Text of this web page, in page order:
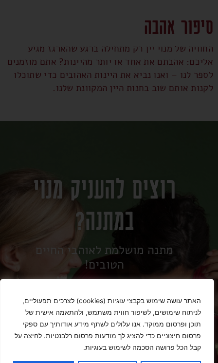
האתר עושה שימוש בקבצי עוגיות (cookies) לצרכים תפעוליים,
לניתוח שימושים, לשיפור חווית משתמש, ולהתאמה אישית של
תוכן ופרסום ממוקד. אנו עלולים לשתף מידע אודותיך עם ספקי
פרסום חיצוניים כדי להציג לך מודעות פרסום רלבנטיות. לחיצה על
קבל הכל פרושה הסכמה לשימוש בעוגיות.
סיפור אהבה
החוויה של מנוי יין רק מתחילה ברגע שהארגז מגיע
אליכם: אהבתם את אחד או יותר מהיינות? אתם מוזמנים
לספר לנו – ואנו נביא את היינות האהובים כדי שתוכלו
לקנות אותם שוב בחנות היין המקוונת שלנו.
רוצים להעניק מנוי
במתנה?
מתנה מושלמת לאוהבי החיים
הטובים!
הזמן עכשיו